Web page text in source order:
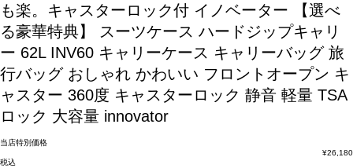
も楽。キャスターロック付 イノベーター 【選べ
る豪華特典】 スーツケース ハードジップキャリ
ー 62L INV60 キャリーケース キャリーバッグ 旅
行バッグ おしゃれ かわいい フロントオープン キ
ャスター 360度 キャスターロック 静音 軽量 TSA
ロック 大容量 innovator
当店特別価格
¥26,180
税込